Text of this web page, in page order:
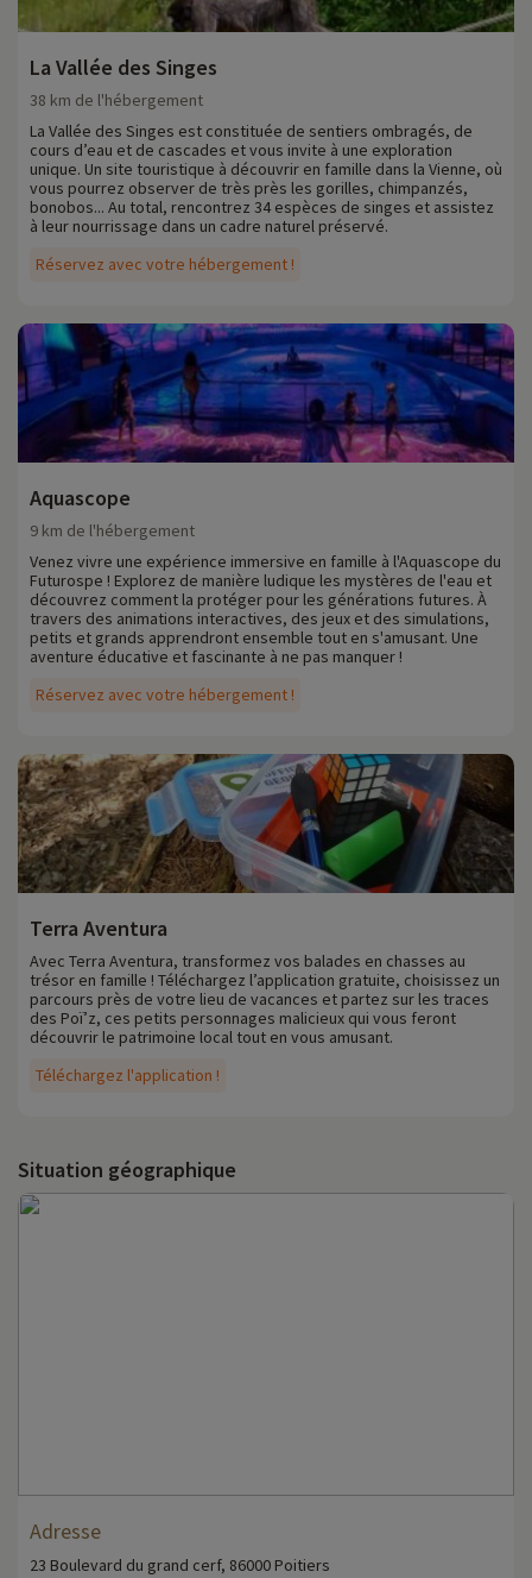
La Vallée des Singes
Réservez avec votre hébergement !
38 km de l'hébergement
La Vallée des Singes est constituée de sentiers ombragés, de
cours d’eau et de cascades et vous invite à une exploration
unique. Un site touristique à découvrir en famille dans la Vienne, où
vous pourrez observer de très près les gorilles, chimpanzés,
bonobos... Au total, rencontrez 34 espèces de singes et assistez
à leur nourrissage dans un cadre naturel préservé.
Aquascope
Réservez avec votre hébergement !
9 km de l'hébergement
Venez vivre une expérience immersive en famille à l'Aquascope du
Futurospe ! Explorez de manière ludique les mystères de l'eau et
découvrez comment la protéger pour les générations futures. À
travers des animations interactives, des jeux et des simulations,
petits et grands apprendront ensemble tout en s'amusant. Une
aventure éducative et fascinante à ne pas manquer !
Terra Aventura
Téléchargez l'application !
Avec Terra Aventura, transformez vos balades en chasses au
trésor en famille ! Téléchargez l’application gratuite, choisissez un
parcours près de votre lieu de vacances et partez sur les traces
des Poï’z, ces petits personnages malicieux qui vous feront
découvrir le patrimoine local tout en vous amusant.
Situation géographique
Adresse
23 Boulevard du grand cerf, 86000 Poitiers